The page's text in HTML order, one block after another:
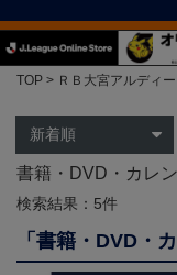
TOP ＲＢ大宮アルディ
書籍・DVD・カレ
検索結果：5件
「書籍・DVD・